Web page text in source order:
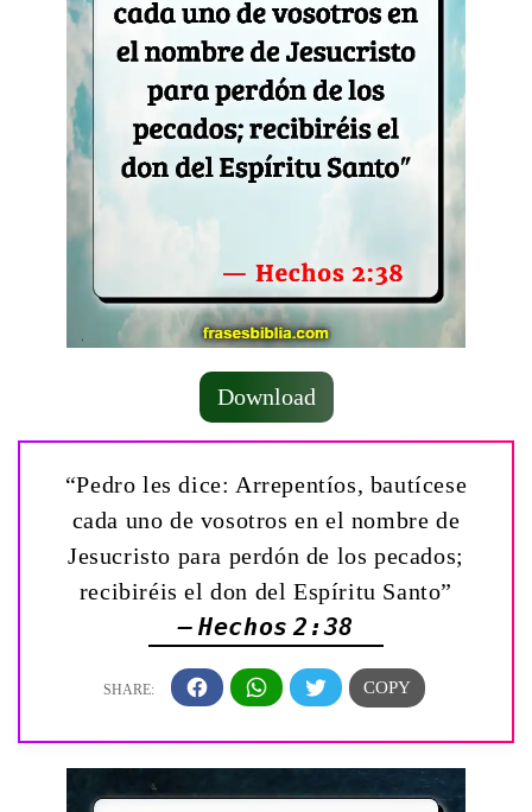
Download
“Pedro les dice: Arrepentíos, bautícese
cada uno de vosotros en el nombre de
Jesucristo para perdón de los pecados;
recibiréis el don del Espíritu Santo”
— Hechos 2:38